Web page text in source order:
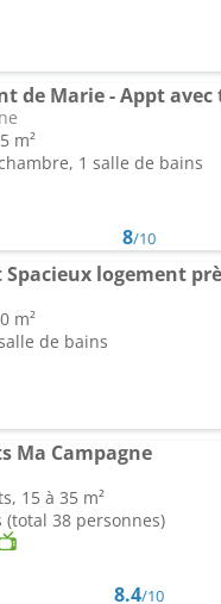
de Marie - Appt avec
m²
1 salle de bains
8/10
logement
m²
de bains
Ma Campagne
15 à 35 m²
(total 38 personnes)
8.4/10